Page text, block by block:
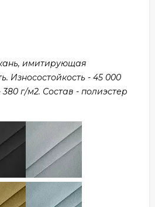
имитирующая
Износостойкость - 45 000
г/м2. Состав - полиэстер